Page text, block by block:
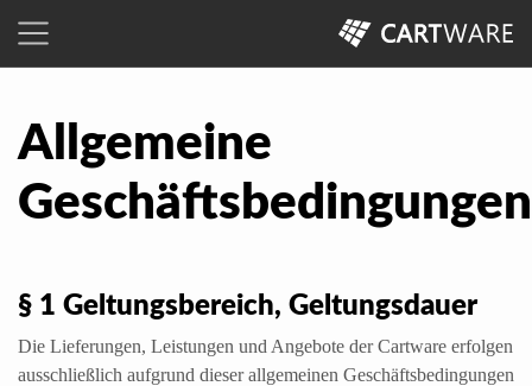
Allgemeine
Geschäftsbedingungen
§ 1 Geltungsbereich, Geltungsdauer
Die Lieferungen, Leistungen und Angebote der Cartware erfolgen
ausschließlich aufgrund dieser allgemeinen Geschäftsbedingungen